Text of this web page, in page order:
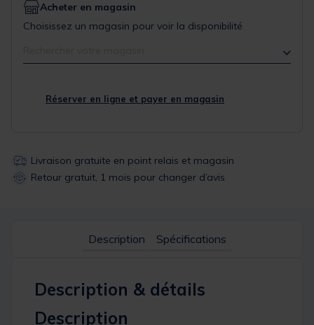
Acheter en magasin
Choisissez un magasin pour voir la disponibilité
Réserver en ligne et payer en magasin
Livraison gratuite en point relais et magasin
Retour gratuit, 1 mois pour changer d’avis
Description Spécifications
Description & détails
Description